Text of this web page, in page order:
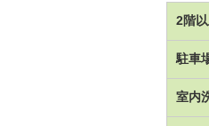
2階
駐車
室内